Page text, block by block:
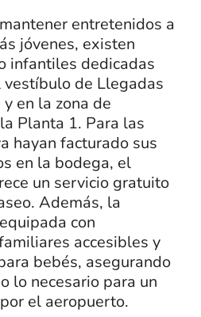
entretenidos a
jóvenes, existen
infantiles dedicadas
de Llegadas
en la zona de
Planta 1. Para las
hayan facturado sus
en la bodega, el
un servicio gratuito
Además, la
con
accesibles y
bebés, asegurando
lo necesario para un
el aeropuerto.